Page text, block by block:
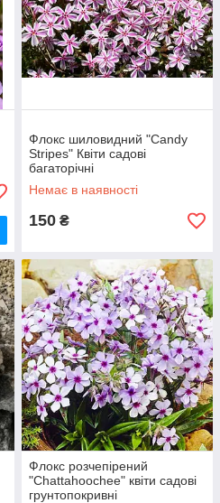
Флокс шиловидний "Candy
Stripes" Квіти садові
багаторічні
Немає в наявності
150 ₴
Флокс розчепірений
"Chattahoochee" квіти садові
грунтопокривні